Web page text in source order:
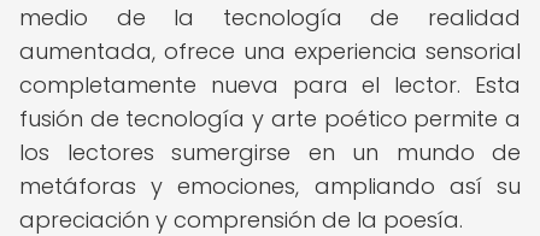
medio de la tecnología de realidad
aumentada, ofrece una experiencia sensorial
completamente nueva para el lector. Esta
fusión de tecnología y arte poético permite a
los lectores sumergirse en un mundo de
metáforas y emociones, ampliando así su
apreciación y comprensión de la poesía.